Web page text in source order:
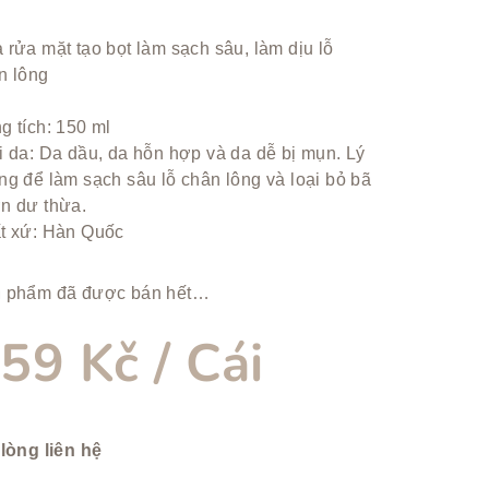
rửa mặt tạo bọt làm sạch sâu, làm dịu lỗ
lông
tích: 150 ml
da: Da dầu, da hỗn hợp và da dễ bị mụn. Lý
để làm sạch sâu lỗ chân lông và loại bỏ bã
dư thừa.
xứ: Hàn Quốc
phẩm đã được bán hết…
Kč/ Cái
liên hệ